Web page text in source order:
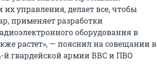
управления, делает все, чтобы
применяет разработки
оборудования в
растет», — пояснил на совещании в
й гвардейской армии ВВС и ПВО